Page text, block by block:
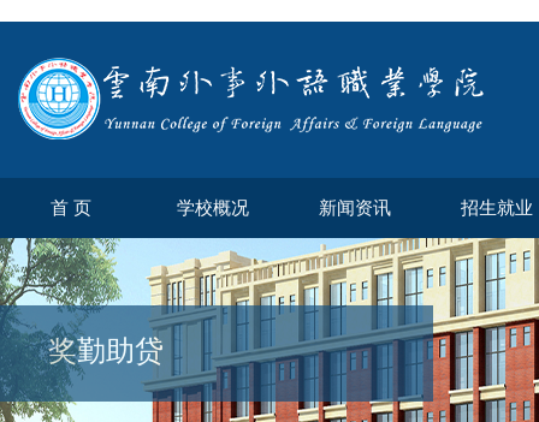
首 页 学校概况 新闻资讯 招生就业
奖勤助贷